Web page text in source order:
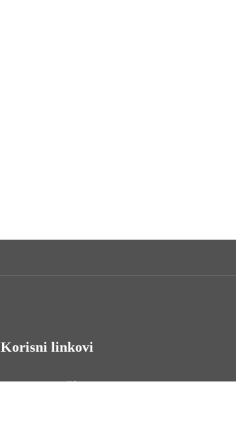
Korisni linkovi
Odnosi s javnošću